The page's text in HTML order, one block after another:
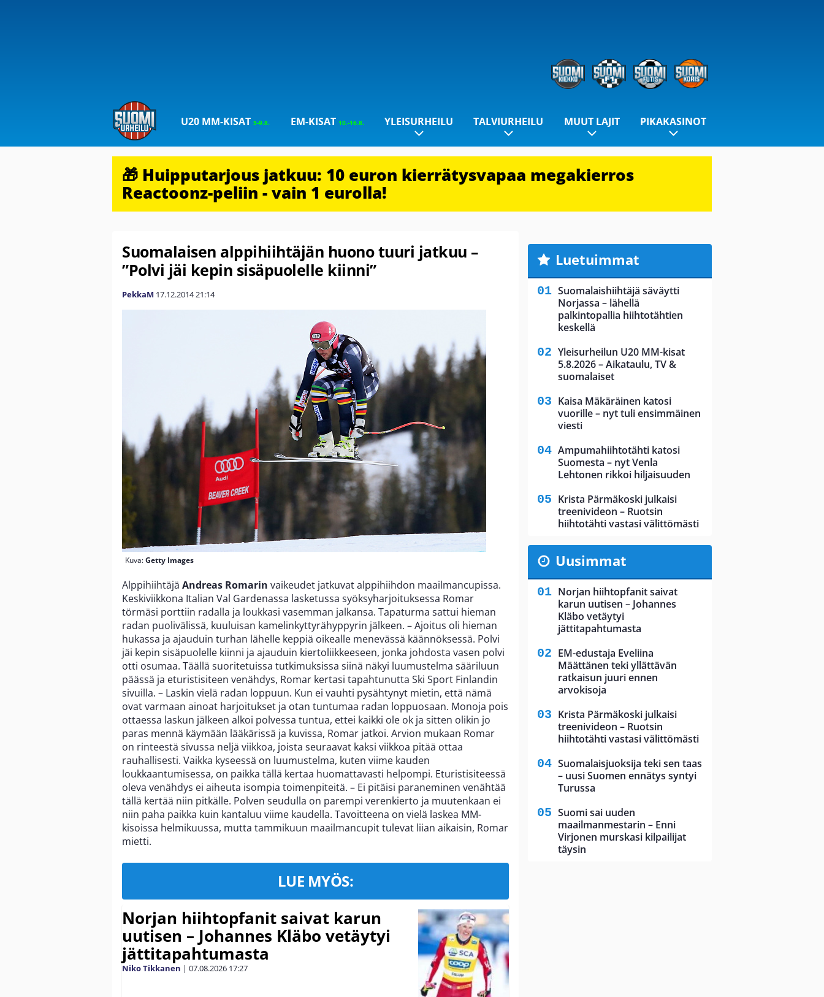
U20 MM-KISAT5-9.8. EM-KISAT 10.-16.8. YLEISURHEILU TALVIURHEILU MUUT LAJIT PIKAKASINOT
🎁 Huipputarjous jatkuu: 10 euron kierrätysvapaa megakierros
Reactoonz-peliin - vain 1 eurolla!
Suomalaisen alppihiihtäjän huono tuuri jatkuu –
”Polvi jäi kepin sisäpuolelle kiinni”
PekkaM 17.12.201421:14
Kuva:Getty Images
Alppihiihtäjä Andreas Romarin vaikeudet jatkuvat alppihiihdon maailmancupissa.
Keskiviikkona Italian Val Gardenassa lasketussa syöksyharjoituksessa Romar
törmäsi porttiin radalla ja loukkasi vasemman jalkansa. Tapaturma sattui hieman
radan puolivälissä, kuuluisan kamelinkyttyrähyppyrin jälkeen. – Ajoitus oli hieman
hukassa ja ajauduin turhan lähelle keppiä oikealle menevässä käännöksessä. Polvi
jäi kepin sisäpuolelle kiinni ja ajauduin kiertoliikkeeseen, jonka johdosta vasen polvi
otti osumaa. Täällä suoritetuissa tutkimuksissa siinä näkyi luumustelma sääriluun
päässä ja eturistisiteen venähdys, Romar kertasi tapahtunutta Ski Sport Finlandin
sivuilla. – Laskin vielä radan loppuun. Kun ei vauhti pysähtynyt mietin, että nämä
ovat varmaan ainoat harjoitukset ja otan tuntumaa radan loppuosaan. Monoja pois
ottaessa laskun jälkeen alkoi polvessa tuntua, ettei kaikki ole ok ja sitten olikin jo
paras mennä käymään lääkärissä ja kuvissa, Romar jatkoi. Arvion mukaan Romar
on rinteestä sivussa neljä viikkoa, joista seuraavat kaksi viikkoa pitää ottaa
rauhallisesti. Vaikka kyseessä on luumustelma, kuten viime kauden
loukkaantumisessa, on paikka tällä kertaa huomattavasti helpompi. Eturistisiteessä
oleva venähdys ei aiheuta isompia toimenpiteitä. – Ei pitäisi paraneminen venähtää
tällä kertää niin pitkälle. Polven seudulla on parempi verenkierto ja muutenkaan ei
niin paha paikka kuin kantaluu viime kaudella. Tavoitteena on vielä laskea MM-
kisoissa helmikuussa, mutta tammikuun maailmancupit tulevat liian aikaisin, Romar
mietti.
LUE MYÖS:
Norjan hiihtopfanit saivat karun
uutisen – Johannes Kläbo vetäytyi
jättitapahtumasta
Niko Tikkanen | 07.08.2026 17:27
Luetuimmat
Suomalaishiihtäjä säväytti
Norjassa – lähellä
palkintopallia hiihtotähtien
keskellä
Yleisurheilun U20 MM-kisat
5.8.2026 – Aikataulu, TV &
suomalaiset
Kaisa Mäkäräinen katosi
vuorille – nyt tuli ensimmäinen
viesti
Ampumahiihtotähti katosi
Suomesta – nyt Venla
Lehtonen rikkoi hiljaisuuden
Krista Pärmäkoski julkaisi
treenivideon – Ruotsin
hiihtotähti vastasi välittömästi
Uusimmat
Norjan hiihtopfanit saivat
karun uutisen – Johannes
Kläbo vetäytyi
jättitapahtumasta
EM-edustaja Eveliina
Määttänen teki yllättävän
ratkaisun juuri ennen
arvokisoja
Krista Pärmäkoski julkaisi
treenivideon – Ruotsin
hiihtotähti vastasi välittömästi
Suomalaisjuoksija teki sen taas
– uusi Suomen ennätys syntyi
Turussa
Suomi sai uuden
maailmanmestarin – Enni
Virjonen murskasi kilpailijat
täysin